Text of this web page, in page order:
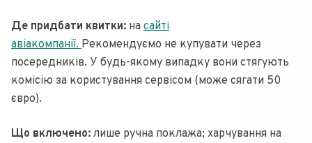
Де придбати квитки: на сайті
авіакомпанії.Рекомендуємо не купувати через
посередників. У будь-якому випадку вони стягують
комісію за користування сервісом (може сягати 50
євро).
Що включено: лише ручна поклажа; харчування на